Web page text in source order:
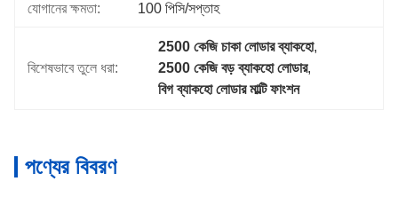
যোগানের ক্ষমতা: 100 পিসি/সপ্তাহ
বিশেষভাবে তুলে ধরা:
2500 কেজি চাকা লোডার ব্যাকহো,
2500 কেজি বড় ব্যাকহো লোডার,
বিগ ব্যাকহো লোডার মাল্টি ফাংশন
পণ্যের বিবরণ